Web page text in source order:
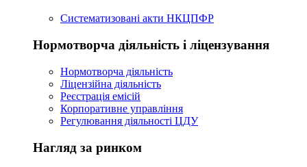
Систематизовані акти НКЦПФР
Нормотворча діяльність і ліцензування
Нормотворча діяльність
Ліцензійна діяльність
Реєстрація емісій
Корпоративне управління
Регулювання діяльності ЦДУ
Нагляд за ринком